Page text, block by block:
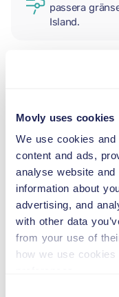
Movly uses cookies
We use cookies
content and ads,
analyse website
information about
advertising, and
with other data
from your use of
how we use
passera
Island.
2,5–13 kg
9–18 kg